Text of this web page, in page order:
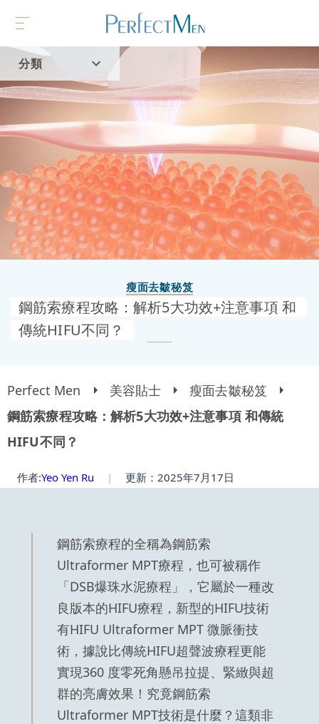
分類
首頁
瘦面去皺秘笈
鋼筋索療程攻略：解析5大功效+注意事項 和
傳統HIFU不同？
Perfect Men 美容貼士
瘦面去皺秘笈
鋼筋索療程攻略：解析5大功效+注意事項 和傳統
HIFU不同？
作者:Yeo Yen Ru | 更新：2025年7月17日
鋼筋索療程的全稱為鋼筋索
Ultraformer MPT療程，也可被稱作
「DSB爆珠水泥療程」，它屬於一種改
良版本的HIFU療程，新型的HIFU技術
有HIFU Ultraformer MPT 微脈衝技
術，據說比傳統HIFU超聲波療程更能
實現360 度零死角懸吊拉提、緊緻與超
群的亮膚效果！究竟鋼筋索
Ultraformer MPT技術是什麼？這類非